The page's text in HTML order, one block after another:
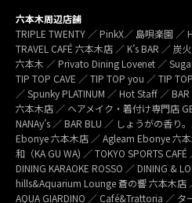
六本木周辺店舗
TRIPLE TWENTY ／ PinkX／ 島唄楽園
TRAVEL CAFÉ 六本木店 ／ K’s BAR ／
六本木 ／ Privato Dining Lovenet ／
TIP TOP CAVE ／ TIP TOP you ／ TIP
／ Spunky PLATINUM ／ Hot Staff ／
六本木店 ／ ヘアメイク・着付け専門店
NANAy’s ／ BAR BLU ／ しょうがの香り
Ebonye 六本木店 ／ Agleam Ebonye 六本
和（KA GU WA) ／ TOKYO SPORTS
DINING KARAOKE ROSSO ／ DINING &
hills&Aquarium Lounge 蒼の響 六本木
AQUA GIARDINO ／ Café&Trattoria ／